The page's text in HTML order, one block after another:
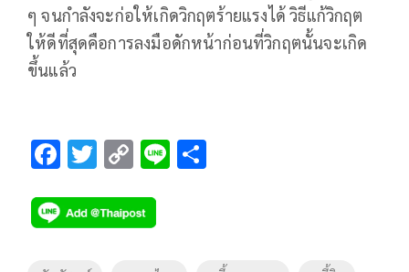
ๆ จนกำลังจะก่อให้เกิดวิกฤตร้ายแรงได้ วิธีแก้วิกฤต
ให้ดีที่สุดคือการลงมือดักหน้าก่อนที่วิกฤตนั้นจะเกิด
ขึ้นแล้ว
F
e
b
T
tt
er
C
p
y
Li